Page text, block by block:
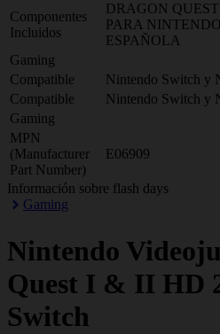
Componentes
Incluidos
DRAGON
PARA
ESPAÑOLA
Gaming
Compatible
Nintendo Switch y
Compatible
Nintendo Switch y
Gaming
MPN
(Manufacturer
Part Number)
E06909
Información sobre flash days
Gaming
Nintendo
Quest I & II HD
Switch